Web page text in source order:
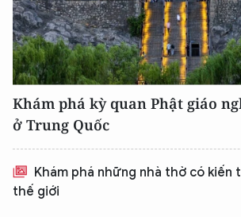
Khám phá kỳ quan Phật giáo
ở Trung Quốc
Khám phá những nhà thờ có kiến
thế giới